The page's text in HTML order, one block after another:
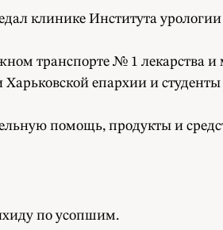
клинике Института урологии
транспорте № 1 лекарства
епархии и студенты
помощь, продукты и
по усопшим.